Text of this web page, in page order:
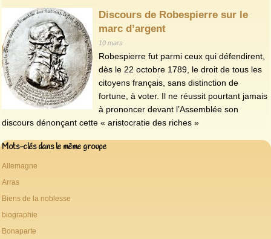
Discours de Robespierre sur le
marc d’argent
10 mars
Robespierre fut parmi ceux qui défendirent,
dès le 22 octobre 1789, le droit de tous les
citoyens français, sans distinction de
fortune, à voter. Il ne réussit pourtant jamais
à prononcer devant l’Assemblée son
discours dénonçant cette « aristocratie des riches »
Mots-clés dans le même groupe
Allemagne
Arras
Biens de la noblesse
biographie
Bonaparte